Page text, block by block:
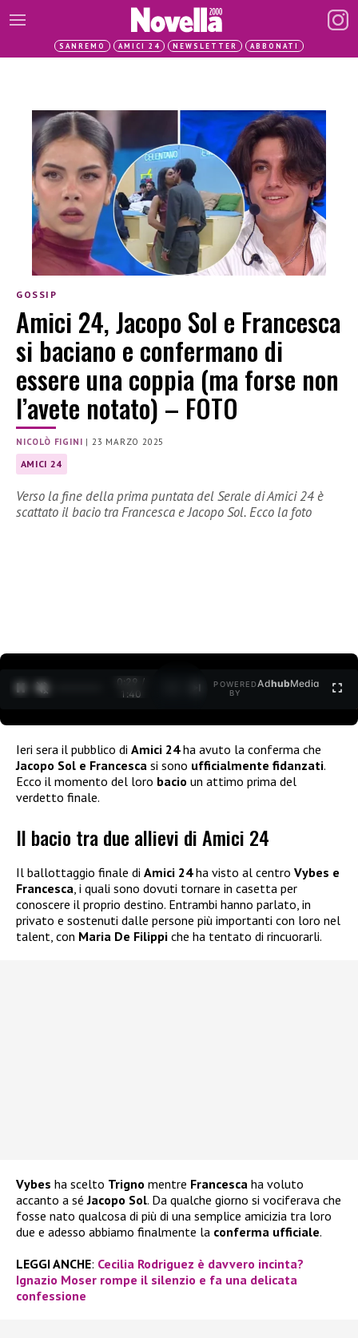
SANREMO AMICI 24 NEWSLETTER ABBONATI
GOSSIP
Amici 24, Jacopo Sol e Francesca
si baciano e confermano di
essere una coppia (ma forse non
l’avete notato) – FOTO
NICOLÒ FIGINI | 23 MARZO 2025
AMICI 24
Verso la fine della prima puntata del Serale di Amici 24 è
scattato il bacio tra Francesca e Jacopo Sol. Ecco la foto
0:30 /
1:40
POWERED
BY
AdhubMedia
Ieri sera il pubblico di Amici 24ha avuto la conferma che
Jacopo Sol e Francesca si sono ufficialmente fidanzati.
Ecco il momento del loro bacio un attimo prima del
verdetto finale.
Il bacio tra due allievi di Amici 24
Il ballottaggio finale di Amici 24ha visto al centro Vybes e
Francesca, i quali sono dovuti tornare in casetta per
conoscere il proprio destino. Entrambi hanno parlato, in
privato e sostenuti dalle persone più importanti con loro nel
talent, con Maria De Filippi che ha tentato di rincuorarli.
Vybes ha scelto Trigno mentre Francesca ha voluto
accanto a séJacopo Sol. Da qualche giorno si vociferava che
fosse nato qualcosa di più di una semplice amicizia tra loro
due e adesso abbiamo finalmente la conferma ufficiale.
LEGGI ANCHE: Cecilia Rodriguez è davvero incinta?
Ignazio Moser rompe il silenzio e fa una delicata
confessione